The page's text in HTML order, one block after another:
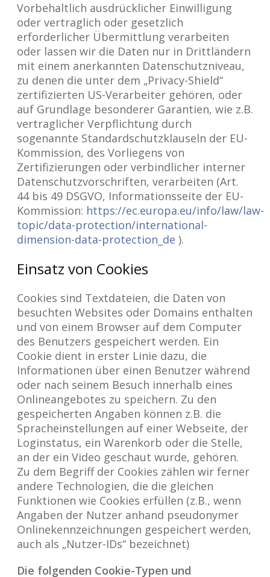
Vorbehaltlich ausdrücklicher Einwilligung
oder vertraglich oder gesetzlich
erforderlicher Übermittlung verarbeiten
oder lassen wir die Daten nur in Drittländern
mit einem anerkannten Datenschutzniveau,
zu denen die unter dem „Privacy-Shield“
zertifizierten US-Verarbeiter gehören, oder
auf Grundlage besonderer Garantien, wie z.B.
vertraglicher Verpflichtung durch
sogenannte Standardschutzklauseln der EU-
Kommission, des Vorliegens von
Zertifizierungen oder verbindlicher interner
Datenschutzvorschriften, verarbeiten (Art.
44 bis 49 DSGVO, Informationsseite der EU-
Kommission: https://ec.europa.eu/info/law/law-
topic/data-protection/international-
dimension-data-protection_de ).
Einsatz von Cookies
Cookies sind Textdateien, die Daten von
besuchten Websites oder Domains enthalten
und von einem Browser auf dem Computer
des Benutzers gespeichert werden. Ein
Cookie dient in erster Linie dazu, die
Informationen über einen Benutzer während
oder nach seinem Besuch innerhalb eines
Onlineangebotes zu speichern. Zu den
gespeicherten Angaben können z.B. die
Spracheinstellungen auf einer Webseite, der
Loginstatus, ein Warenkorb oder die Stelle,
an der ein Video geschaut wurde, gehören.
Zu dem Begriff der Cookies zählen wir ferner
andere Technologien, die die gleichen
Funktionen wie Cookies erfüllen (z.B., wenn
Angaben der Nutzer anhand pseudonymer
Onlinekennzeichnungen gespeichert werden,
auch als „Nutzer-IDs“ bezeichnet)
Die folgenden Cookie-Typen und